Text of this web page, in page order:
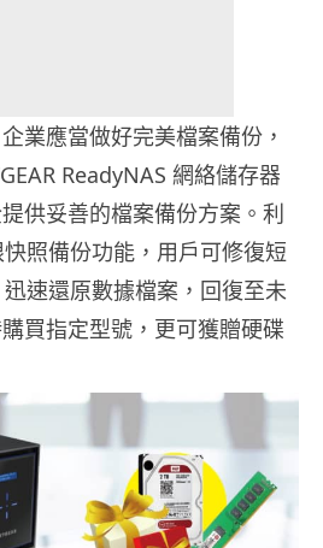
業應當做好完美檔案備份，
ReadyNAS 網絡儲存器
供妥善的檔案備份方案。利
照備份功能，用戶可修復短
速還原數據檔案，回復至未
買指定型號，更可獲贈硬碟